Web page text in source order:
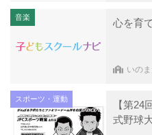
音楽 心を育
いの
スポーツ・運動
【第24
式野球